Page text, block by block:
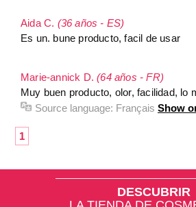
Aida C. (36 años - ES)
Es un. bune producto, facil de usar
Marie-annick D.(64 años - FR)
Muy buen producto, olor, facilidad, lo
Source language: Français Show
1
DESCUBRIR